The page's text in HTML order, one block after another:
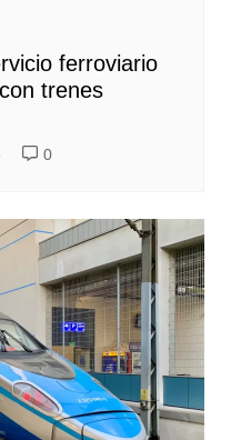
ferroviario
trenes
0